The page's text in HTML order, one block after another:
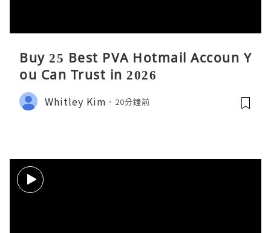
Buy 25 Best PVA Hotmail Accoun Y
ou Can Trust in 2026
Whitley Kim 20分鐘前